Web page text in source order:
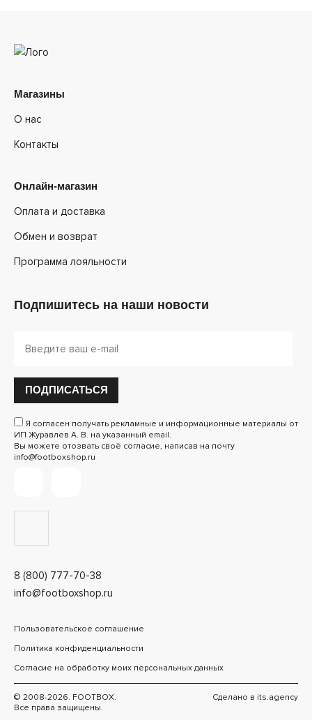
8 (800) 777-70-38
info@footboxshop.ru
Магазины
О нас
Контакты
Онлайн-магазин
Оплата и доставка
Обмен и возврат
Программа лояльности
Подпишитесь на наши новости
ПОДПИСАТЬСЯ
Я согласен получать рекламные и информационные материалы от
ИП Журавлев А. В. на указанный email.
Вы можете отозвать своё согласие, написав на почту
info@footboxshop.ru
Пользовательское соглашение
Политика конфиденциальности
Согласие на обработку моих персональных данных
© 2008-2026. FOOTBOX.
Все права защищены.
Сделано в its.agency